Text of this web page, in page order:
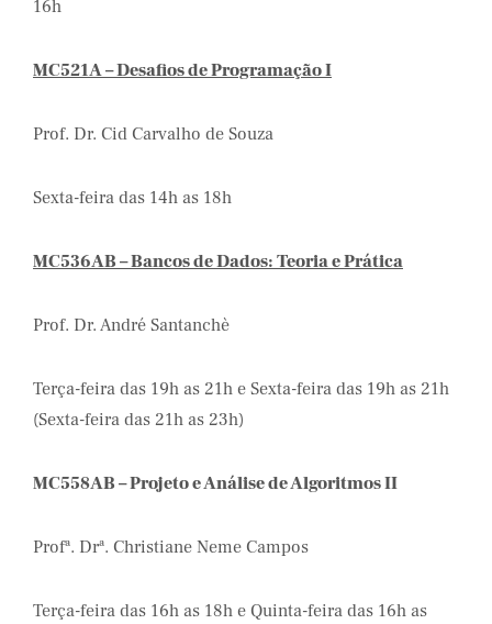
16h
MC521A – Desafios de Programação I
Prof. Dr. Cid Carvalho de Souza
Sexta-feira das 14h as 18h
MC536AB – Bancos de Dados: Teoria e Prática
Prof. Dr. André Santanchè
Terça-feira das 19h as 21h e Sexta-feira das 19h as 21h
(Sexta-feira das 21h as 23h)
MC558AB – Projeto e Análise de Algoritmos II
Profª. Drª. Christiane Neme Campos
Terça-feira das 16h as 18h e Quinta-feira das 16h as